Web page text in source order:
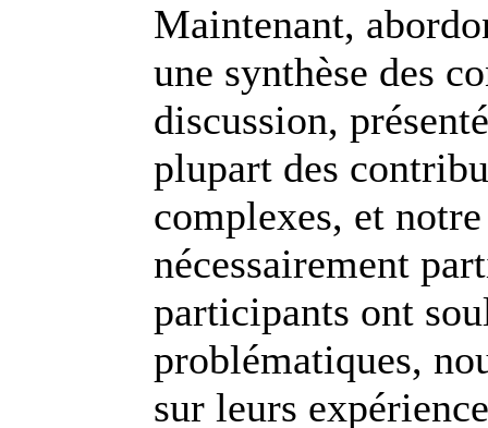
Maintenant,
une synthèse des
discussion,
plupart des
complexes, et
nécessairement
participants ont
problématiques,
sur leurs